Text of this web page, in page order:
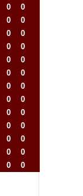
0
0
0
0
0
0
0
0
0
0
0
0
0
0
0
0
0
0
0
0
0
0
0
0
0
0